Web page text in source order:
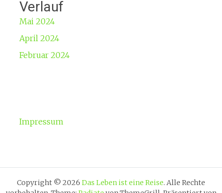
Verlauf
Mai 2024
April 2024
Februar 2024
Impressum
Copyright © 2026 Das Leben ist eine Reise. Alle Rechte